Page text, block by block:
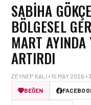
SABIHA
BÖLGESEL
MART
ARTIRDI
ZEYNEP KALI • 15 MAY 2026 •
BEĞEN